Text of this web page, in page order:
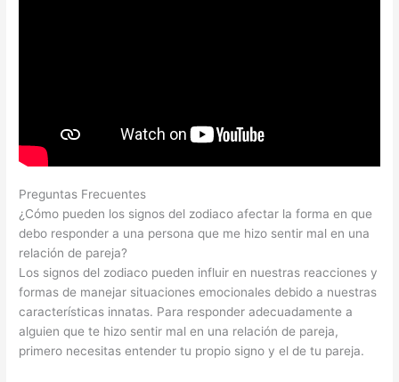
Preguntas Frecuentes
¿Cómo pueden los signos del zodiaco afectar la forma en que
debo responder a una persona que me hizo sentir mal en una
relación de pareja?
Los signos del zodiaco pueden influir en nuestras reacciones y
formas de manejar situaciones emocionales debido a nuestras
características innatas. Para responder adecuadamente a
alguien que te hizo sentir mal en una relación de pareja,
primero necesitas entender tu propio signo y el de tu pareja.